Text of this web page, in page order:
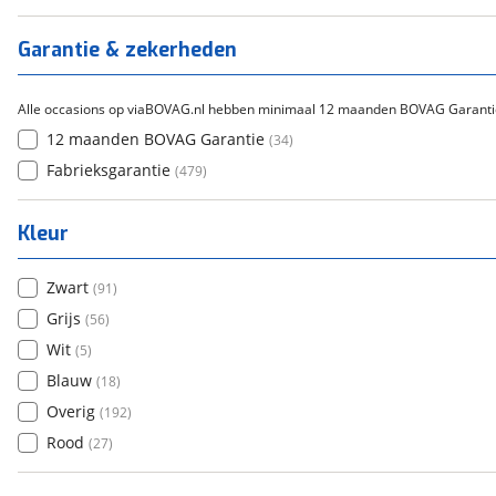
Tica
Garantie & zekerheden
Alle occasions op viaBOVAG.nl hebben minimaal 12 maanden BOVAG
12 maanden BOVAG Garantie (34)
Fabrieksgarantie (479)
Kleur
Zwart (91)
Grijs (56)
Wit (5)
Blauw (18)
Overig (192)
Rood (27)